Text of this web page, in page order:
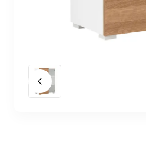
Diapositiva anterior